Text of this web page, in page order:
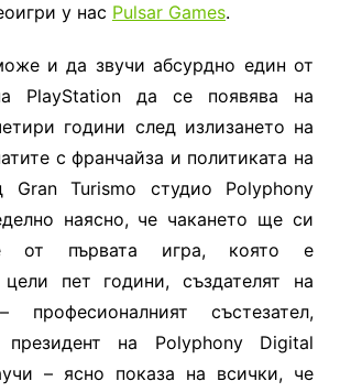
у нас Pulsar Games.
и да звучи абсурдно един от
PlayStation да се появява на
години след излизането на
с франчайза и политиката на
Gran Turismo студио Polyphony
наясно, че чакането ще си
от първата игра, която е
цели пет години, създателят на
професионалният състезател,
на Polyphony Digital
– ясно показа на всички, че